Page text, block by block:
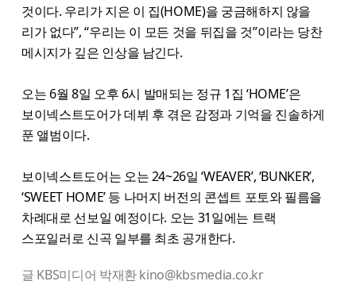
것이다. 우리가 지은 이 집(HOME)을 궁금해하지 않을
리가 없다”, “우리는 이 모든 것을 뒤집을 것”이라는 당찬
메시지가 깊은 인상을 남긴다.
오는 6월 8일 오후 6시 발매되는 정규 1집 ‘HOME’은
보이넥스트도어가 데뷔 후 겪은 감정과 기억을 진솔하게
푼 앨범이다.
보이넥스트도어는 오는 24~26일 ‘WEAVER’, ‘BUNKER’,
‘SWEET HOME’ 등 나머지 버전의 콘셉트 포토와 필름을
차례대로 선보일 예정이다. 오는 31일에는 트랙
스포일러로 신곡 일부를 최초 공개한다.
글 KBS미디어 박재환 kino@kbsmedia.co.kr